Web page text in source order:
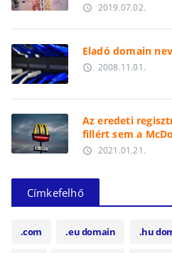
access_time 2019.07.02.
Eladó domain
access_time 2008.11.01.
Az eredeti
fillért sem a
access_time 2021.01.21.
Címkefelhő
.com .eu domain .hu